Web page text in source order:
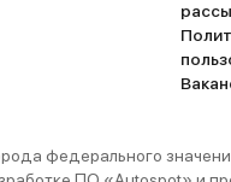
федерального